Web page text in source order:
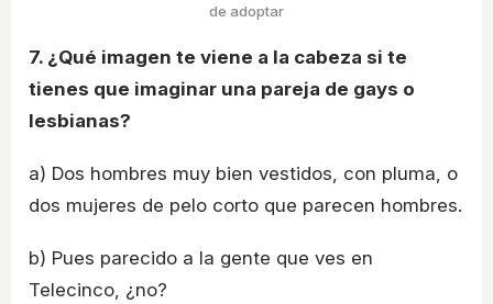
de adoptar
7. ¿Qué imagen te viene a la cabeza si te
tienes que imaginar una pareja de gays o
lesbianas?
a) Dos hombres muy bien vestidos, con pluma, o
dos mujeres de pelo corto que parecen hombres.
b) Pues parecido a la gente que ves en
Telecinco, ¿no?